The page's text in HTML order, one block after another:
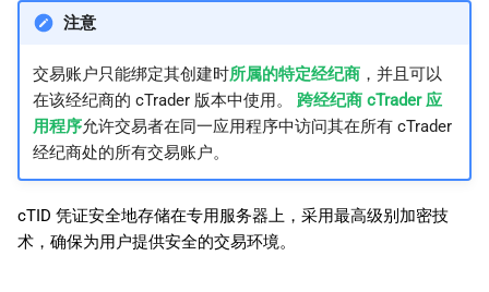
注意
交易账户只能绑定其创建时所属的特定经纪商，并且可以
在该经纪商的 cTrader 版本中使用。 跨经纪商 cTrader 应
用程序允许交易者在同一应用程序中访问其在所有 cTrader
经纪商处的所有交易账户。
cTID 凭证安全地存储在专用服务器上，采用最高级别加密技
术，确保为用户提供安全的交易环境。